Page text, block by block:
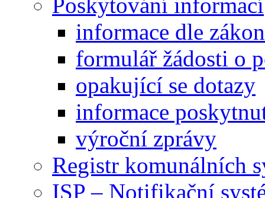
Poskytování informací
informace dle
formulář žádosti o
opakující se dotazy
informace
výroční zprávy
Registr komunálních
ISP – Notifikační